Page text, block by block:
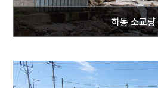
하동 소교량